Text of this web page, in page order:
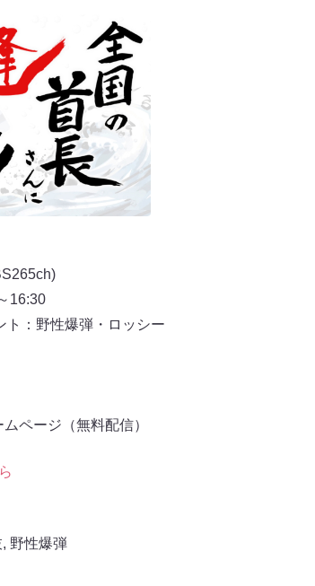
～16:30
：野性爆弾・ロッシー
ページ（無料配信）
, 野性爆弾